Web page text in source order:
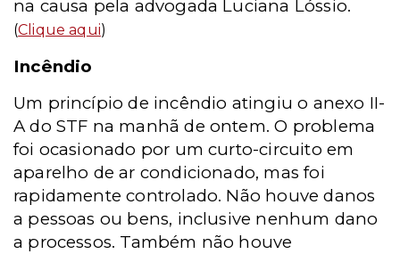
na causa pela advogada Luciana Lóssio.
(Clique aqui)
Incêndio
Um princípio de incêndio atingiu o anexo II-
A do STF na manhã de ontem. O problema
foi ocasionado por um curto-circuito em
aparelho de ar condicionado, mas foi
rapidamente controlado. Não houve danos
a pessoas ou bens, inclusive nenhum dano
a processos. Também não houve